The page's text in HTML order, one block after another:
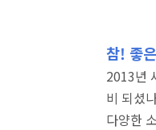
참! 좋
2013년
비 되셨
다양한